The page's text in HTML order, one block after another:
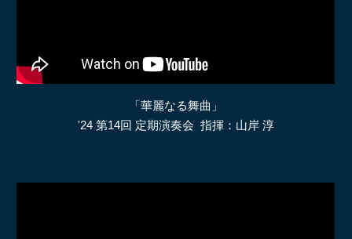
「華麗なる舞曲」
'24 第14回 定期演奏会 指揮：山岸 淳